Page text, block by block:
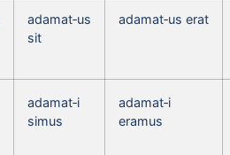
adamat‑us
sit
adamat‑us erat
adamat‑i
simus
adamat‑i
eramus